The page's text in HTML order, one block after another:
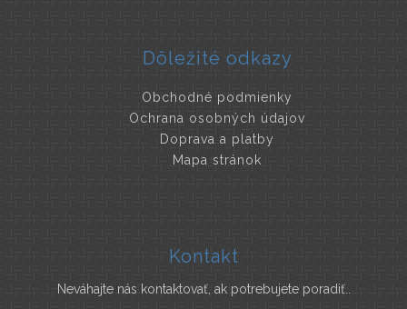
Dôležité odkazy
Obchodné podmienky
Ochrana osobných údajov
Doprava a platby
Mapa stránok
Kontakt
Neváhajte nás kontaktovať, ak potrebujete poradiť..